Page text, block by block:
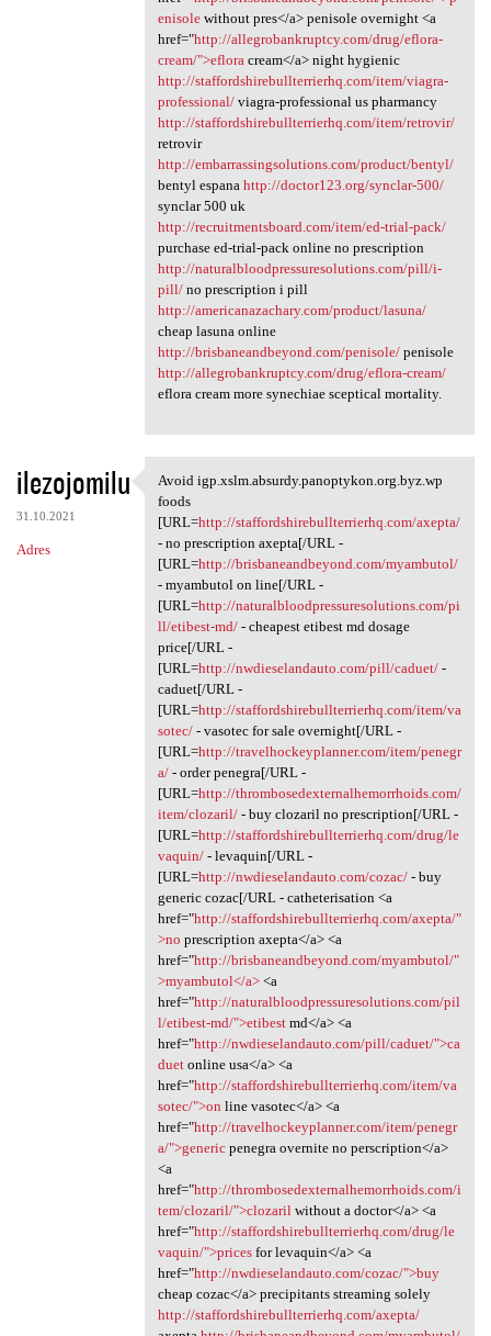
enisolewithout pres</a> penisole overnight <a
href="http://allegrobankruptcy.com/drug/eflora-
cream/">efloracream</a> night hygienic
http://staffordshirebullterrierhq.com/item/viagra-
professional/viagra-professional us pharmancy
http://staffordshirebullterrierhq.com/item/retrovir/
retrovir
http://embarrassingsolutions.com/product/bentyl/
bentyl espana http://doctor123.org/synclar-500/
synclar 500 uk
http://recruitmentsboard.com/item/ed-trial-pack/
purchase ed-trial-pack online no prescription
http://naturalbloodpressuresolutions.com/pill/i-
pill/no prescription i pill
http://americanazachary.com/product/lasuna/
cheap lasuna online
http://brisbaneandbeyond.com/penisole/penisole
http://allegrobankruptcy.com/drug/eflora-cream/
eflora cream more synechiae sceptical mortality.
ilezojomilu
31.10.2021
Adres
Avoid igp.xslm.absurdy
Avoid igp.xslm.absurdy.panoptykon.org.byz.wp
foods
[URL=http://staffordshirebullterrierhq.com/axepta/
- no prescription axepta[/URL -
[URL=http://brisbaneandbeyond.com/myambutol/
- myambutol on line[/URL -
[URL=http://naturalbloodpressuresolutions.com/pi
ll/etibest-md/- cheapest etibest md dosage
price[/URL -
[URL=http://nwdieselandauto.com/pill/caduet/-
caduet[/URL -
[URL=http://staffordshirebullterrierhq.com/item/va
sotec/- vasotec for sale overnight[/URL -
[URL=http://travelhockeyplanner.com/item/penegr
a/- order penegra[/URL -
[URL=http://thrombosedexternalhemorrhoids.com/
item/clozaril/- buy clozaril no prescription[/URL -
[URL=http://staffordshirebullterrierhq.com/drug/le
vaquin/- levaquin[/URL -
[URL=http://nwdieselandauto.com/cozac/- buy
generic cozac[/URL - catheterisation <a
href="http://staffordshirebullterrierhq.com/axepta/"
>no prescription axepta</a> <a
href="http://brisbaneandbeyond.com/myambutol/"
>myambutol</a><a
href="http://naturalbloodpressuresolutions.com/pil
l/etibest-md/">etibestmd</a> <a
href="http://nwdieselandauto.com/pill/caduet/">ca
duetonline usa</a> <a
href="http://staffordshirebullterrierhq.com/item/va
sotec/">on line vasotec</a> <a
href="http://travelhockeyplanner.com/item/penegr
a/">genericpenegra overnite no perscription</a>
<a
href="http://thrombosedexternalhemorrhoids.com/i
tem/clozaril/">clozarilwithout a doctor</a> <a
href="http://staffordshirebullterrierhq.com/drug/le
vaquin/">pricesfor levaquin</a> <a
href="http://nwdieselandauto.com/cozac/">buy
cheap cozac</a> precipitants streaming solely
http://staffordshirebullterrierhq.com/axepta/